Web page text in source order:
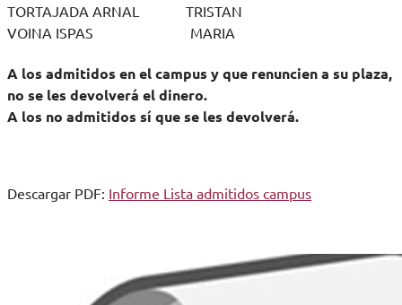
TORTAJADA ARNAL TRISTAN
VOINA ISPAS MARIA
A los admitidos en el campus y que renuncien a su plaza,
no se les devolverá el dinero.
A los no admitidos sí que se les devolverá.
Descargar PDF: Informe Lista admitidos campus